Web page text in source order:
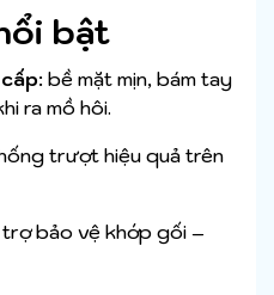
bật
: bề mặt mịn, bám tay
ra mồ hôi.
trượt hiệu quả trên
bảo vệ khớp gối –